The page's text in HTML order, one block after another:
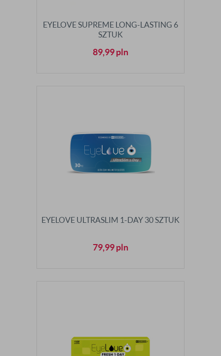
EYELOVE SUPREME LONG-LASTING 6
SZTUK
89,99pln
EYELOVE ULTRASLIM 1-DAY 30 SZTUK
79,99pln